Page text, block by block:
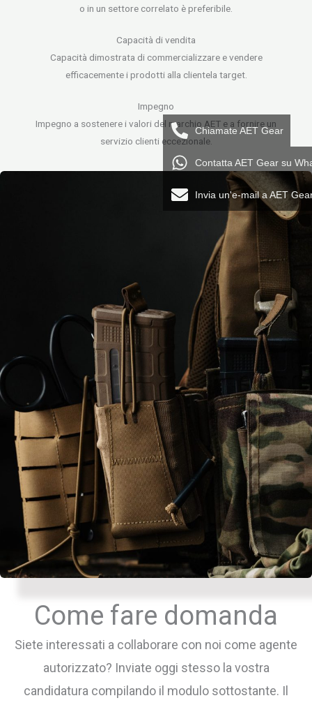
o in un settore correlato è preferibile.
Capacità di vendita
Capacità dimostrata di commercializzare e vendere
efficacemente i prodotti alla clientela target.
Impegno
Impegno a sostenere i valori del marchio AET e a fornire un
servizio clienti eccezionale.
Come fare domanda
Siete interessati a collaborare con noi come agente
autorizzato? Inviate oggi stesso la vostra
candidatura compilando il modulo sottostante. Il
Chiamate AET Gear
Contatta AET Gear su
Invia un'e-mail a AET